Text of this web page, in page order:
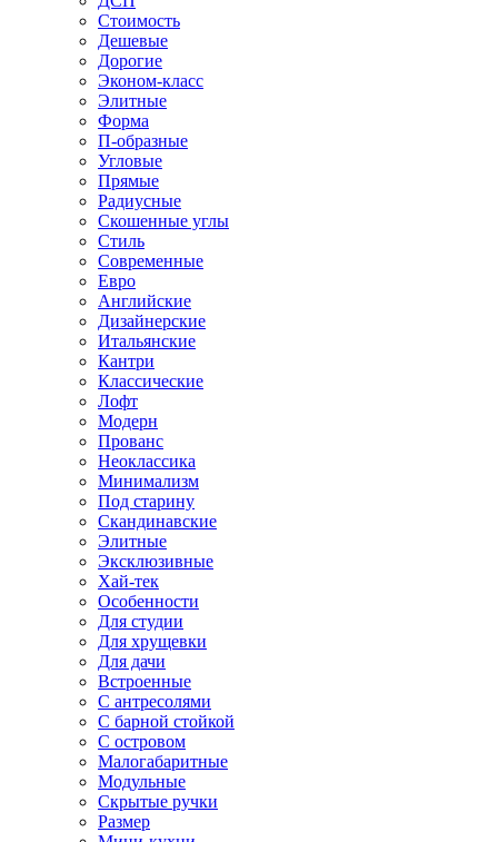
Стоимость
Дешевые
Дорогие
Эконом-класс
Элитные
Форма
П-образные
Угловые
Прямые
Радиусные
Скошенные углы
Стиль
Современные
Евро
Английские
Дизайнерские
Итальянские
Кантри
Классические
Лофт
Модерн
Прованс
Неоклассика
Минимализм
Под старину
Скандинавские
Элитные
Эксклюзивные
Хай-тек
Особенности
Для студии
Для хрущевки
Для дачи
Встроенные
С антресолями
С барной стойкой
С островом
Малогабаритные
Модульные
Скрытые ручки
Размер